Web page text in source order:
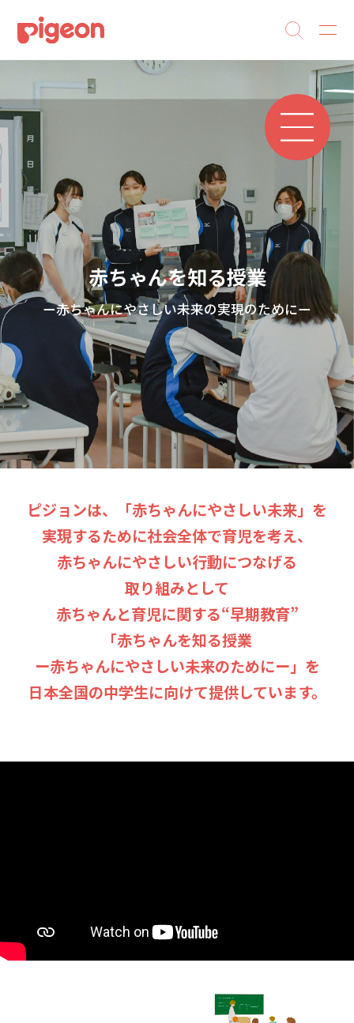
赤ちゃんを知る授業
ー赤ちゃんにやさしい未来の実現のためにー
ピジョンは、「赤ちゃんにやさしい未来」を
実現するために社会全体で育児を考え、
赤ちゃんにやさしい行動につなげる
取り組みとして
赤ちゃんと育児に関する“早期教育”
「赤ちゃんを知る授業
ー赤ちゃんにやさしい未来のためにー」を
日本全国の中学生に向けて提供しています。